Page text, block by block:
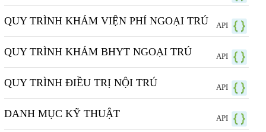
QUY TRÌNH KHÁM VIỆN PHÍ NGOẠI TRÚ API
QUY TRÌNH KHÁM BHYT NGOẠI TRÚ API
QUY TRÌNH ĐIỀU TRỊ NỘI TRÚ API
DANH MỤC KỸ THUẬT API